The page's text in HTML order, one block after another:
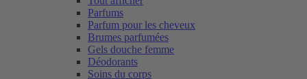
Parfums
Parfum pour les cheveux
Brumes parfumées
Gels douche femme
Déodorants
Soins du corps